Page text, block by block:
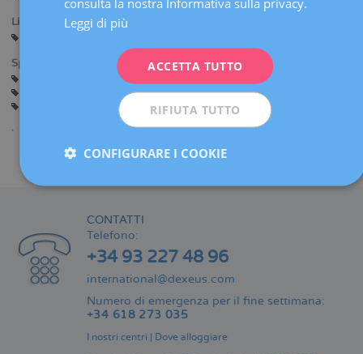
Lingue:
Specialità:
Aborti Ricorrenti (Infertilità)
Diagnosi genetica preimpianto
Studio Integrato della Sterilità
Infertilità
Conservazione della fertilità
Tecniche di Riproduzione Assistita
CONTATTI
Telefono:
+34 93 227 48 96
international@dexeus.com
Numero di emergenza per il fine settimana:
+34 618 273 035
I nostri centri | Dove alloggiare
DEUTSCH
Leggi di più
ACCETTA TUTTO
RIFIUTA TUTTO
CONFIGURARE I COOKIE